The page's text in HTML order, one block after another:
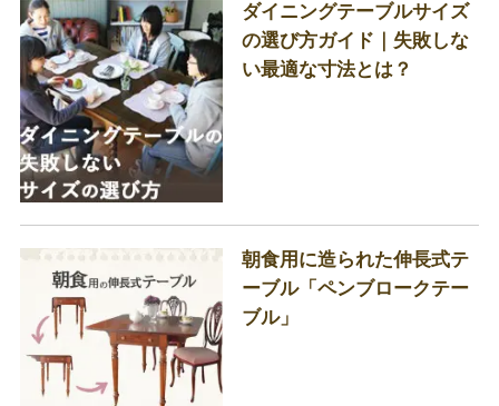
ダイニングテーブルサイズ
の選び方ガイド｜失敗しな
い最適な寸法とは？
朝食用に造られた伸長式テ
ーブル「ペンブロークテー
ブル」